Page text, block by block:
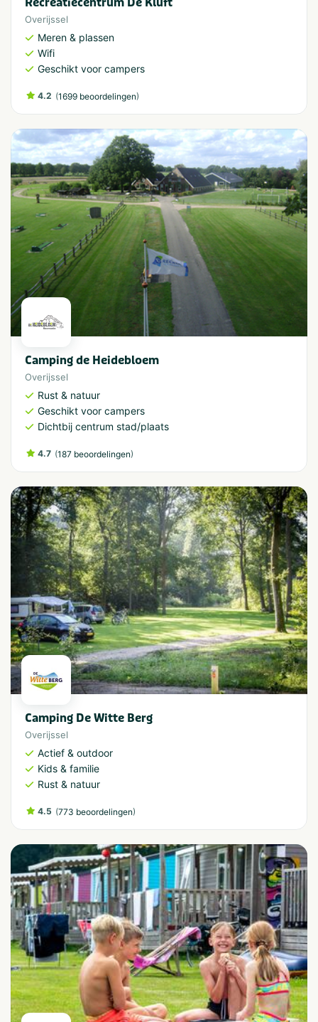
Overijssel
Meren & plassen
Wifi
Geschikt voor campers
4.2 (1699 beoordelingen)
Camping de Heidebloem
Overijssel
Rust & natuur
Geschikt voor campers
Dichtbij centrum stad/plaats
4.7 (187 beoordelingen)
Camping De Witte Berg
Overijssel
Actief & outdoor
Kids & familie
Rust & natuur
4.5 (773 beoordelingen)